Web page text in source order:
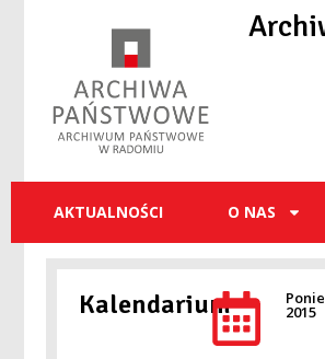
AKTUALNOŚCI O NAS
Kalendarium 2015